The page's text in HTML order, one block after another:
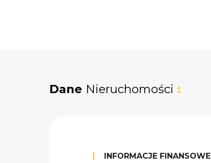
Dane Nieruchomości :
INFORMACJE FINANSOWE